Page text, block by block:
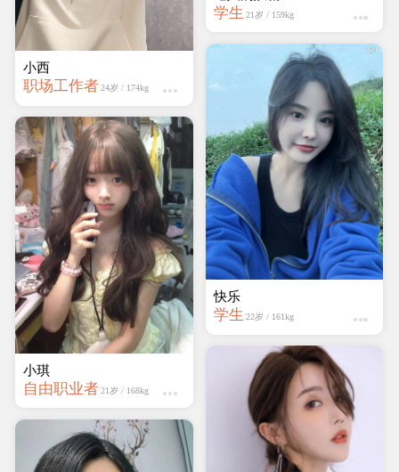
小西
职场工作者 24岁 / 174kg
小琪
自由职业者 21岁 / 168kg
学生 22岁 / 161kg
蔷薇岛
学生